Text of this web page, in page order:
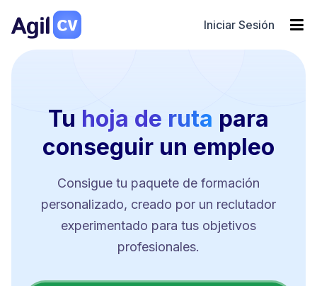
Iniciar Sesión
Tu hoja de ruta para
conseguir un empleo
Consigue tu paquete de formación
personalizado, creado por un reclutador
experimentado para tus objetivos
profesionales.